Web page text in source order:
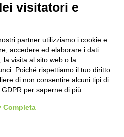
visitatori e
partner utilizziamo i cookie e
accedere ed elaborare i dati
la visita al sito web o la
Poiché rispettiamo il tuo diritto
di non consentire alcuni tipi di
per saperne di più.
Completa